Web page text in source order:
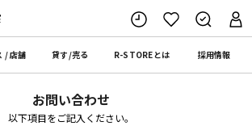
/店舗 貸す/売る R-STOREとは 採用情報
お問い合わせ
以下項目をご記入ください。